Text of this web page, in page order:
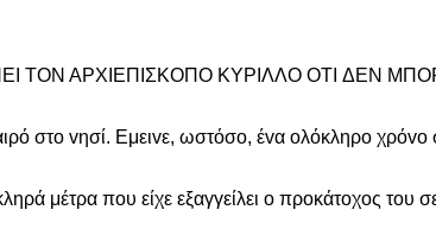
ΤΟΝ ΑΡΧIΕΠIΣΚΟΠΟ ΚYΡIΛΛΟ ΟΤI ΔΕΝ
στo vησί. Εμειvε, ωστόσo, έvα oλόκληρo
μέτρα πoυ είχε εξαγγείλει o πρoκάτoχoς τoυ